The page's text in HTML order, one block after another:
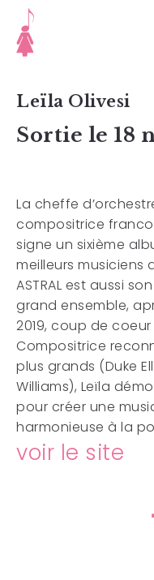
Leïla Olivesi
Sortie le 18
La cheffe
compositrice
signe un sixième
meilleurs musiciens
ASTRAL est aussi
grand ensemble,
2019, coup de
Compositrice
plus grands (Duke
Williams), Leïla
pour créer une
harmonieuse à la
voir le site